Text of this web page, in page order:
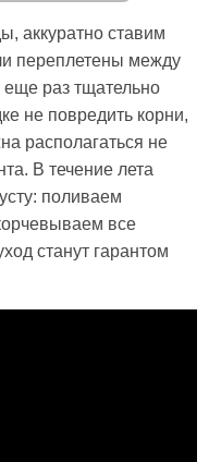
аккуратно ставим
переплетены между
раз тщательно
не повредить корни,
располагаться не
В течение лета
поливаем
все
станут гарантом